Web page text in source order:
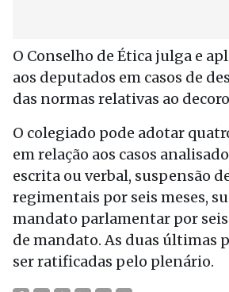
O Conselho de Ética julga e
aos deputados em casos de
das normas relativas ao
O colegiado pode adotar
em relação aos casos
escrita ou verbal, suspensão
regimentais por seis meses,
mandato parlamentar por seis
de mandato. As duas últimas
ser ratificadas pelo plenário.